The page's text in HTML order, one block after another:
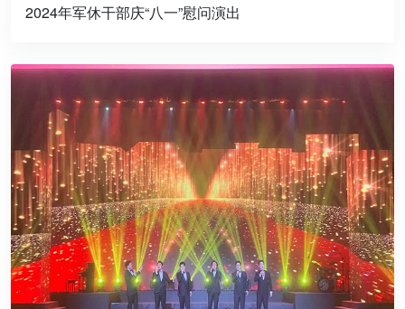
2024年军休干部庆“八一”慰问演出